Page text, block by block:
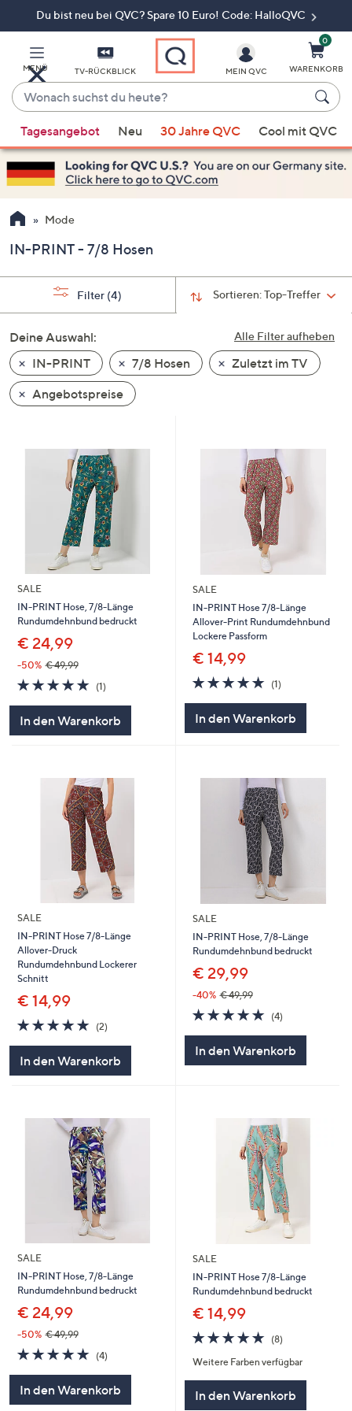
Du bist neu bei QVC? Spare 10 Euro! Code: HalloQVC
MENÜ TV-RÜCKBLICK
Wonach
suchst
du
heute?
Vorschläge
verfügbar
sind,
verwenden
Sie
Pfeiltasten
nach
und
nach
unten
oder
wischen
Sie
diese
anzuzeigen.
MEIN QVC
0
WARENKORB
Tagesangebot Neu 30 Jahre QVC Cool mit QVC
Mode
IN-PRINT - 7/8 Hosen
Sortieren:Top-Treffer
Filter (4)
Alle Filter aufheben
Deine Auswahl:
IN-PRINT
7/8 Hosen
Zuletzt im TV
Angebotspreise
SALE
IN-PRINT Hose, 7/8-Länge
Rundumdehnbund bedruckt
€ 24,99
-50% € 49,99
5.0
von
(1)1
In den Warenkorb
SALE
IN-PRINT Hose 7/8-Länge
Allover-Print Rundumdehnbund
Lockere Passform
€ 14,99
5.0
von
(1)1
In den Warenkorb
SALE
IN-PRINT Hose 7/8-Länge
Allover-Druck
Rundumdehnbund Lockerer
Schnitt
€ 14,99
5.0
von
(2)2
In den Warenkorb
SALE
IN-PRINT Hose, 7/8-Länge
Rundumdehnbund bedruckt
€ 29,99
-40% € 49,99
4.8
von
(4)4
In den Warenkorb
SALE
IN-PRINT Hose, 7/8-Länge
Rundumdehnbund bedruckt
€ 24,99
-50% € 49,99
4.8
von
(4)4
In den Warenkorb
SALE
IN-PRINT Hose 7/8-Länge
Rundumdehnbund bedruckt
€ 14,99
4.8
von
5
(8)8
Weitere Farben verfügbar
In den Warenkorb